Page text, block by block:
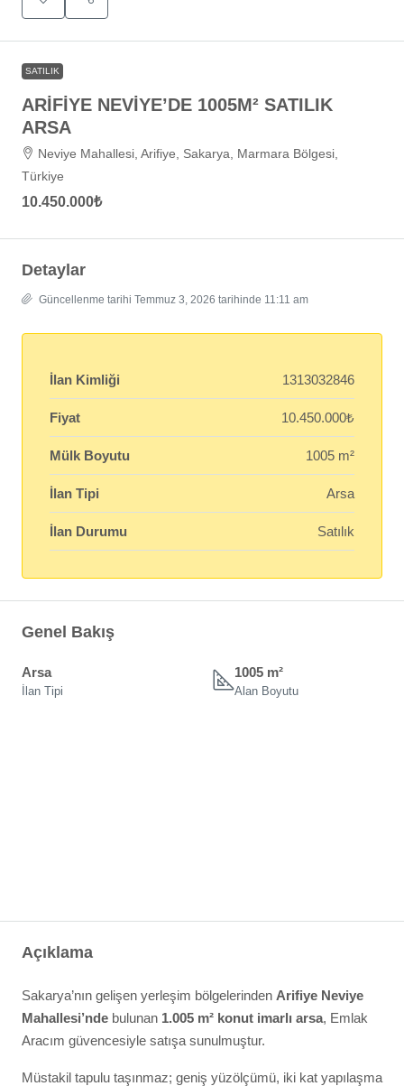
SATILIK
ARİFİYE NEVİYE’DE 1005M² SATILIK
ARSA
Neviye Mahallesi, Arifiye, Sakarya, Marmara Bölgesi,
Türkiye
10.450.000₺
Detaylar
Güncellenme tarihi Temmuz 3, 2026 tarihinde 11:11 am
İlan Kimliği 1313032846
Fiyat 10.450.000₺
Mülk Boyutu 1005 m²
İlan Tipi Arsa
İlan Durumu Satılık
Genel Bakış
Arsa
İlan Tipi
1005 m²
Alan Boyutu
Açıklama
Sakarya’nın gelişen yerleşim bölgelerinden Arifiye Neviye
Mahallesi’nde bulunan 1.005 m² konut imarlı arsa, Emlak
Aracım güvencesiyle satışa sunulmuştur.
Müstakil tapulu taşınmaz; geniş yüzölçümü, iki kat yapılaşma